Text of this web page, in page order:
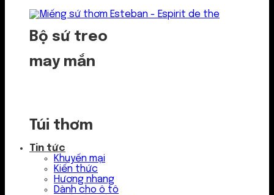
Bộ sứ treo
may mắn
Túi thơm
Tin tức
Khuyến mại
Kiến thức
Hương nhang
Dành cho ô tô